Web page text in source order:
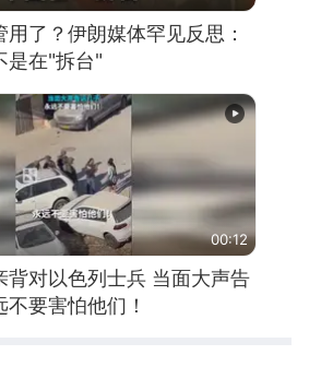
了？伊朗媒体罕见反思：
是在"拆台"
00:12
背对以色列士兵 当面大声告
要害怕他们！